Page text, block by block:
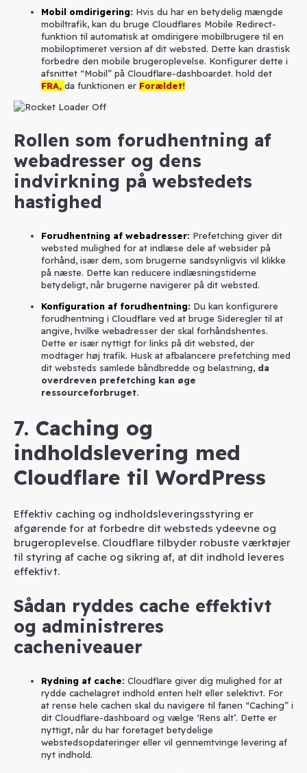
Mobil omdirigering: Hvis du har en betydelig mængde
mobiltrafik, kan du bruge Cloudflares Mobile Redirect-
funktion til automatisk at omdirigere mobilbrugere til en
mobiloptimeret version af dit websted. Dette kan drastisk
forbedre den mobile brugeroplevelse. Konfigurer dette i
afsnittet “Mobil” på Cloudflare-dashboardet. hold det
FRA, da funktionen er Forældet!
Rollen som forudhentning af
webadresser og dens
indvirkning på webstedets
hastighed
Forudhentning af webadresser: Prefetching giver dit
websted mulighed for at indlæse dele af websider på
forhånd, især dem, som brugerne sandsynligvis vil klikke
på næste. Dette kan reducere indlæsningstiderne
betydeligt, når brugerne navigerer på dit websted.
Konfiguration af forudhentning: Du kan konfigurere
forudhentning i Cloudflare ved at bruge Sideregler til at
angive, hvilke webadresser der skal forhåndshentes.
Dette er især nyttigt for links på dit websted, der
modtager høj trafik. Husk at afbalancere prefetching med
dit websteds samlede båndbredde og belastning, da
overdreven prefetching kan øge
ressourceforbruget.
7. Caching og
indholdslevering med
Cloudflare til WordPress
Effektiv caching og indholdsleveringsstyring er
afgørende for at forbedre dit websteds ydeevne og
brugeroplevelse. Cloudflare tilbyder robuste værktøjer
til styring af cache og sikring af, at dit indhold leveres
effektivt.
Sådan ryddes cache effektivt
og administreres
cacheniveauer
Rydning af cache: Cloudflare giver dig mulighed for at
rydde cachelagret indhold enten helt eller selektivt. For
at rense hele cachen skal du navigere til fanen “Caching” i
dit Cloudflare-dashboard og vælge ‘Rens alt’. Dette er
nyttigt, når du har foretaget betydelige
webstedsopdateringer eller vil gennemtvinge levering af
nyt indhold.